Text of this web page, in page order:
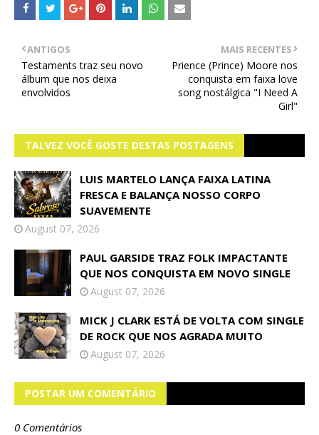
MAIS RECENTES
Prience (Prince) Moore nos
conquista em faixa love
song nostálgica "I Need A
Girl"
ANTIGOS
Testaments traz seu novo
álbum que nos deixa
envolvidos
TALVEZ VOCÊ GOSTE DESTAS POSTAGENS
LUIS MARTELO LANÇA FAIXA LATINA
FRESCA E BALANÇA NOSSO CORPO
SUAVEMENTE
August 07, 2026
PAUL GARSIDE TRAZ FOLK IMPACTANTE
QUE NOS CONQUISTA EM NOVO SINGLE
August 07, 2026
MICK J CLARK ESTÁ DE VOLTA COM SINGLE
DE ROCK QUE NOS AGRADA MUITO
August 07, 2026
POSTAR UM COMENTÁRIO
0 Comentários